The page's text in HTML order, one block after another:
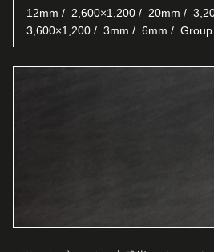
12mm 2,600×1,200 20mm
3,600×1,200
3mm 6mm